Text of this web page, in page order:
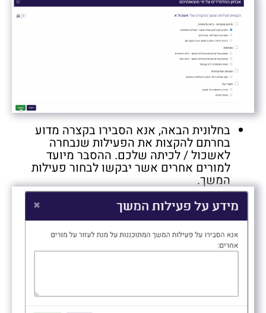
בחלונית הבאה, אנא הסבירו בקצרה מדוע
בחרתם להקצות את הפעילות שנבחרה
לאשכול / לכיתה שלכם. ההסבר מיועד
למורים אחרים אשר יבקשו לבחור פעילות
המשך.